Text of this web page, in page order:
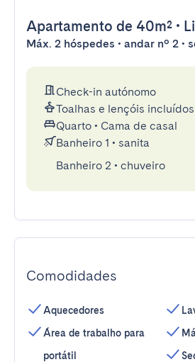
Apartamento de 40m² •
Máx. 2 hóspedes • andar nº 2 •
Check-in autónomo
Toalhas e lençóis incluídos
Quarto • Cama de casal
Banheiro 1 • sanita
Banheiro 2 • chuveiro
Comodidades
Aquecedores
Área de trabalho para
portátil